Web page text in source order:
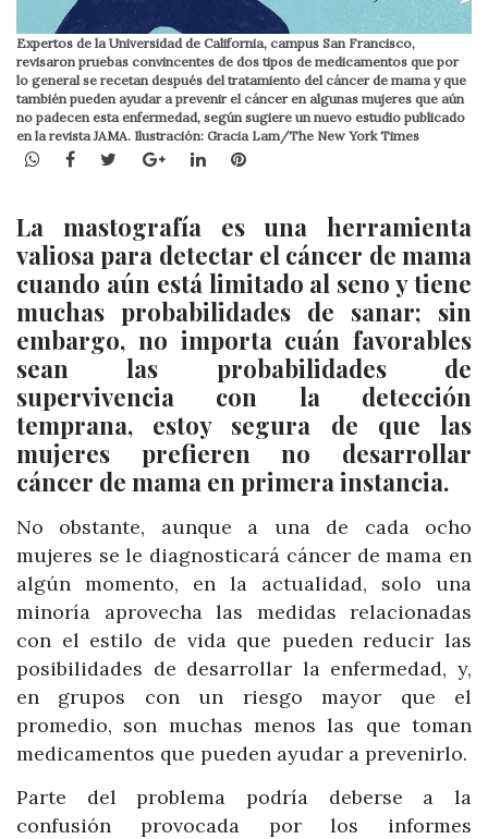
Expertos de la Universidad de California, campus San Francisco,
revisaron pruebas convincentes de dos tipos de medicamentos que por
lo general se recetan después del tratamiento del cáncer de mama y que
también pueden ayudar a prevenir el cáncer en algunas mujeres que aún
no padecen esta enfermedad, según sugiere un nuevo estudio publicado
en la revista JAMA. Ilustración: Gracia Lam/The New York Times
WhatsApp
Facebook
TwitterGoogle+LinkedInPinterest
La mastografía es una herramienta
valiosa para detectar el cáncer de mama
cuando aún está limitado al seno y tiene
muchas probabilidades de sanar; sin
embargo, no importa cuán favorables
sean las probabilidades de
supervivencia con la detección
temprana, estoy segura de que las
mujeres prefieren no desarrollar
cáncer de mama en primera instancia.
No obstante, aunque a una de cada ocho
mujeres se le diagnosticará cáncer de mama en
algún momento, en la actualidad, solo una
minoría aprovecha las medidas relacionadas
con el estilo de vida que pueden reducir las
posibilidades de desarrollar la enfermedad, y,
en grupos con un riesgo mayor que el
promedio, son muchas menos las que toman
medicamentos que pueden ayudar a prevenirlo.
Parte del problema podría deberse a la
confusión provocada por los informes